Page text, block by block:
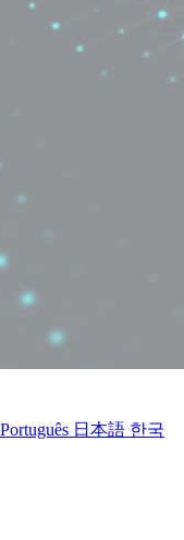
Português 日本語 한국